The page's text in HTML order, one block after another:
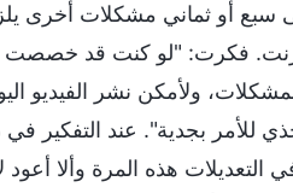
أو ثماني مشكلات أخرى
فكرت: "لو كنت قد
ولأمكن نشر الفيديو
للأمر بجدية". عند
هذه المرة وألا أعود